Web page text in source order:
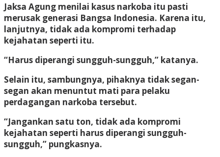
Jaksa Agung menilai kasus narkoba itu pasti
merusak generasi Bangsa Indonesia. Karena itu,
lanjutnya, tidak ada kompromi terhadap
kejahatan seperti itu.
“Harus diperangi sungguh-sungguh,” katanya.
Selain itu, sambungnya, pihaknya tidak segan-
segan akan menuntut mati para pelaku
perdagangan narkoba tersebut.
“Jangankan satu ton, tidak ada kompromi
kejahatan seperti harus diperangi sungguh-
sungguh,” pungkasnya.